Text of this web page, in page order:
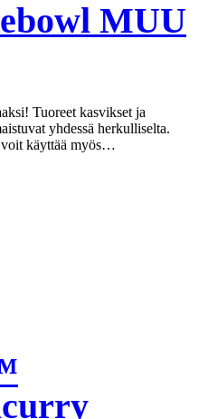
MUU
Tuoreet kasvikset ja
yhdessä herkulliselta.
käyttää myös…